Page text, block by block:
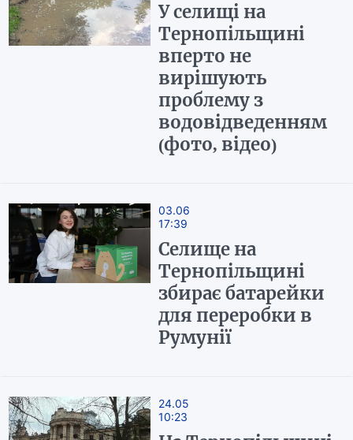
У селищі на
Тернопільщині
вперто не
вирішують
проблему з
водовідведенням
(фото, відео)
03.06
17:39
Селище на
Тернопільщині
збирає батарейки
для переробки в
Румунії
24.05
10:23